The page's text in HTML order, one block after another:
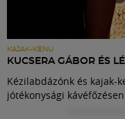
KAJAK-KENU
KUCSERA GÁBOR ÉS
Kézilabdázónk és kajak-
jótékonysági
Shop
Közösség